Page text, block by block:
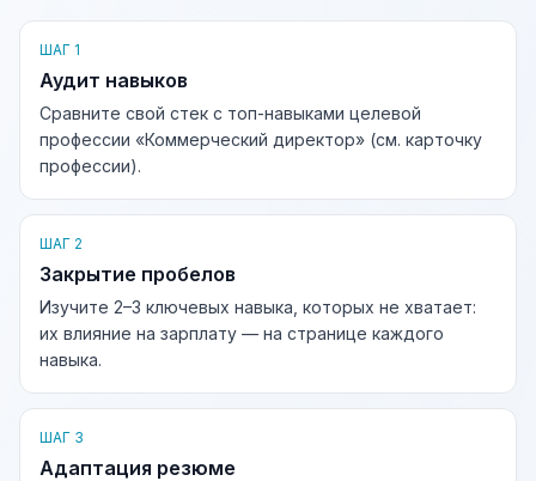
ШАГ 1
Аудит навыков
Сравните свой стек с топ-навыками целевой
профессии «Коммерческий директор» (см. карточку
профессии).
ШАГ 2
Закрытие пробелов
Изучите 2–3 ключевых навыка, которых не хватает:
их влияние на зарплату — на странице каждого
навыка.
ШАГ 3
Адаптация резюме